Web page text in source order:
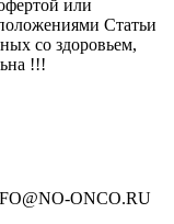
или
Статьи
со здоровьем,
!!!
ONCO.RU